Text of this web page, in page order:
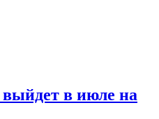
в июле на